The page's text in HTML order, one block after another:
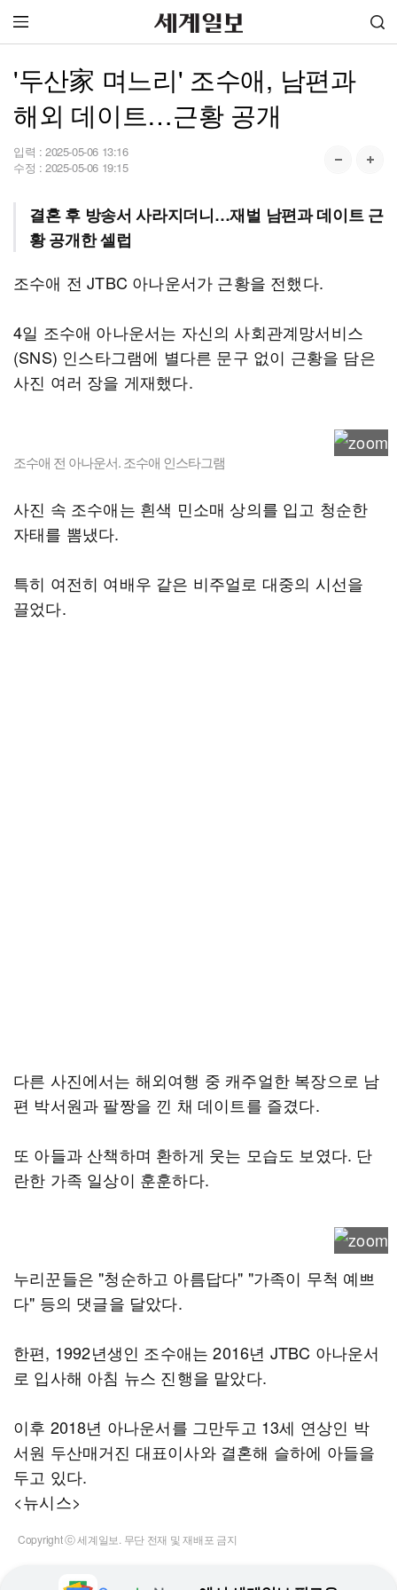
'두산家 며느리' 조수애, 남편과
해외 데이트…근황 공개
입력 : 2025-05-06 13:16
수정 : 2025-05-06 19:15
결혼 후 방송서 사라지더니…재벌 남편과 데이트 근
황 공개한 셀럽
조수애 전 JTBC 아나운서가 근황을 전했다.
4일 조수애 아나운서는 자신의 사회관계망서비스
(SNS) 인스타그램에 별다른 문구 없이 근황을 담은
사진 여러 장을 게재했다.
조수애 전 아나운서. 조수애 인스타그램
사진 속 조수애는 흰색 민소매 상의를 입고 청순한
자태를 뽐냈다.
특히 여전히 여배우 같은 비주얼로 대중의 시선을
끌었다.
다른 사진에서는 해외여행 중 캐주얼한 복장으로 남
편 박서원과 팔짱을 낀 채 데이트를 즐겼다.
또 아들과 산책하며 환하게 웃는 모습도 보였다. 단
란한 가족 일상이 훈훈하다.
누리꾼들은 "청순하고 아름답다" "가족이 무척 예쁘
다" 등의 댓글을 달았다.
한편, 1992년생인 조수애는 2016년 JTBC 아나운서
로 입사해 아침 뉴스 진행을 맡았다.
이후 2018년 아나운서를 그만두고 13세 연상인 박
서원 두산매거진 대표이사와 결혼해 슬하에 아들을
두고 있다.
<뉴시스>
Copyright ⓒ 세계일보. 무단 전재 및 재배포 금지